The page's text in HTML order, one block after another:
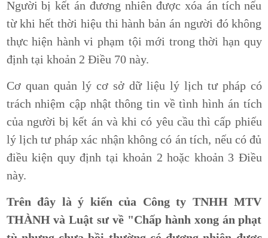
Người bị kết án đương nhiên được xóa án tích nếu
từ khi hết thời hiệu thi hành bản án người đó không
thực hiện hành vi phạm tội mới trong thời hạn quy
định tại khoản 2 Điều 70 này.
Cơ quan quản lý cơ sở dữ liệu lý lịch tư pháp có
trách nhiệm cập nhật thông tin về tình hình án tích
của người bị kết án và khi có yêu cầu thì cấp phiếu
lý lịch tư pháp xác nhận không có án tích, nếu có đủ
điều kiện quy định tại khoản 2 hoặc khoản 3 Điều
này.
Trên đây là ý kiến của Công ty TNHH MTV
THÀNH và Luật sư về "Chấp hành xong án phạt